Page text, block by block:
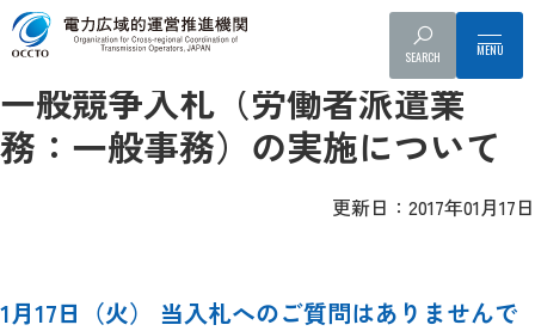
SEARCH
入札公告
一般競争入札（労働者派遣業
務：一般事務）の実施について
更新日：2017年01月17日
1月17日（火） 当入札へのご質問はありませんで